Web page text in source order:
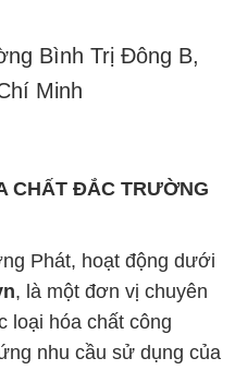
CHẤT ĐẮC TRƯỜNG
loại hóa chất công
nhu cầu sử dụng của
sự hài lòng và đáp ứng
với tiêu chí hàng đầu.
cấp những sản phẩm